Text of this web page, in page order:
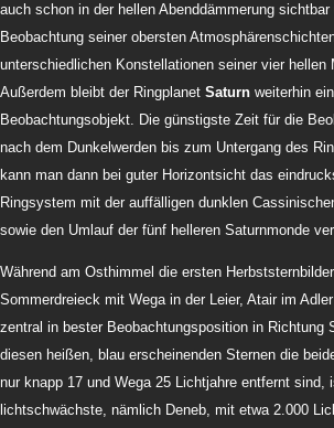
auch schon in der hellen Abenddämmerung
Beobachtung seiner obersten
unterschiedlichen Konstellationen seiner vier hellen
Außerdem bleibt der Ringplanet Saturn weiterhin
Beobachtungsobjekt. Die günstigste Zeit für die
nach dem Dunkelwerden bis zum Untergang des
kann man dann bei guter Horizontsicht das
Ringsystem mit der auffälligen dunklen
sowie den Umlauf der fünf helleren Saturnmonde
Während am Osthimmel die ersten
Sommerdreieck mit Wega in der Leier, Atair im
zentral in bester Beobachtungsposition in Richtung
diesen heißen, blau erscheinenden Sternen die
nur knapp 17 und Wega 25 Lichtjahre entfernt sind,
lichtschwächste, nämlich Deneb, mit etwa 2.000